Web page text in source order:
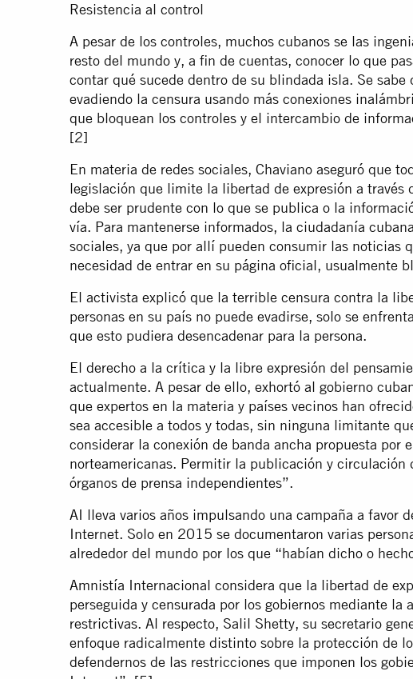
Resistencia al control
A pesar de los controles, muchos cubanos se las
resto del mundo y, a fin de cuentas, conocer lo que
contar qué sucede dentro de su blindada isla. Se sabe
evadiendo la censura usando más conexiones
que bloquean los controles y el intercambio de
[2]
En materia de redes sociales, Chaviano aseguró que
legislación que limite la libertad de expresión a través
debe ser prudente con lo que se publica o la
vía. Para mantenerse informados, la ciudadanía
sociales, ya que por allí pueden consumir las noticias
necesidad de entrar en su página oficial, usualmente
El activista explicó que la terrible censura contra la
personas en su país no puede evadirse, solo se
que esto pudiera desencadenar para la persona.
El derecho a la crítica y la libre expresión del
actualmente. A pesar de ello, exhortó al gobierno
que expertos en la materia y países vecinos han
sea accesible a todos y todas, sin ninguna limitante
considerar la conexión de banda ancha propuesta por
norteamericanas. Permitir la publicación y
órganos de prensa independientes”.
AI lleva varios años impulsando una campaña a favor
Internet. Solo en 2015 se documentaron varias
alrededor del mundo por los que “habían dicho o
Amnistía Internacional considera que la libertad de
perseguida y censurada por los gobiernos mediante la
restrictivas. Al respecto, Salil Shetty, su secretario
enfoque radicalmente distinto sobre la protección de
defendernos de las restricciones que imponen los